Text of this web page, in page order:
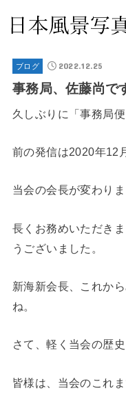
ブログ 2022.12.25
事務局、佐藤尚で
久しぶりに「事務局
前の発信は2020年12
当会の会長が変わりま
長くお務めいただき
うございました。
新海新会長、これか
ね。
さて、軽く当会の歴史
皆様は、当会のこれ